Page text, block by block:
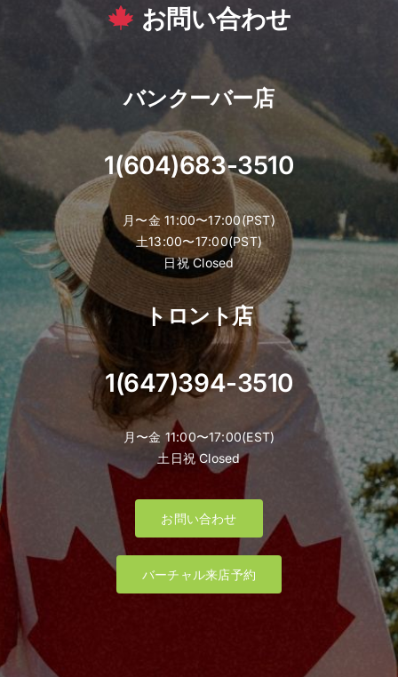
お問い合わせ
バンクーバー店
1(604)683-3510
月〜金 11:00〜17:00(PST)
土13:00〜17:00(PST)
日祝 Closed
トロント店
1(647)394-3510
月〜金 11:00〜17:00(EST)
土日祝 Closed
お問い合わせ
バーチャル来店予約